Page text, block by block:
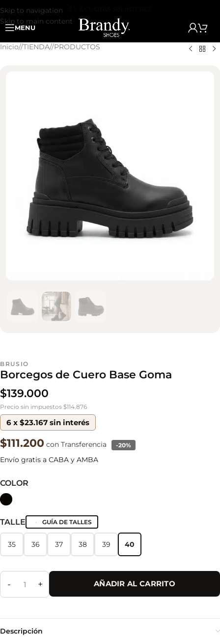
Skip to navigation
Skip to main content
MENU
Inicio/ TIENDA/ PRODUCTOS
BRUSIO
Borcegos de Cuero Base Goma
$139.000
COLOR
TALLE GUÍA DE TALLES
35
35 36
36 37
37 38
38 39
39 40
40
- + AÑADIR AL CARRITO
Precio sin impuestos $114.876
6 x $23.167 sin interés
$111.200 con Transferencia -20%
Envío gratis a CABA y AMBA
Descripción